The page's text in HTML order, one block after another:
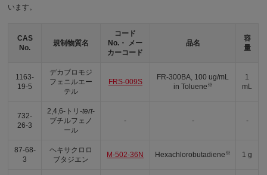
います。
CAS
No.
規制物質名
コード
No.・ メー
カーコード
品名
容
量
1163-
19-5
デカブロモジ
フェニルエー
テル
FRS-009S
FR-300BA, 100 ug/mL
in Toluene ※
1
mL
732-
26-3
2,4,6-トリ-tert-
ブチルフェノ
ール
- - -
87-68-
3
ヘキサクロロ
ブタジエン
M-502-36N Hexachlorobutadiene ※ 1 g